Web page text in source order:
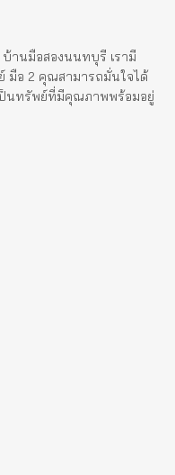
านมือสองนนทบุรี เรามี
มือ 2 คุณสามารถมั่นใจได้
นทรัพย์ที่มีคุณภาพพร้อมอยู่